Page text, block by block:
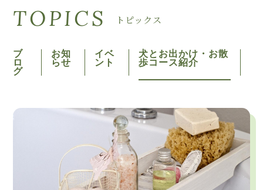
TOPICS トピックス
ブ
ロ
グ
お知
らせ
イベ
ント
犬とお出かけ・お散
歩コース紹介